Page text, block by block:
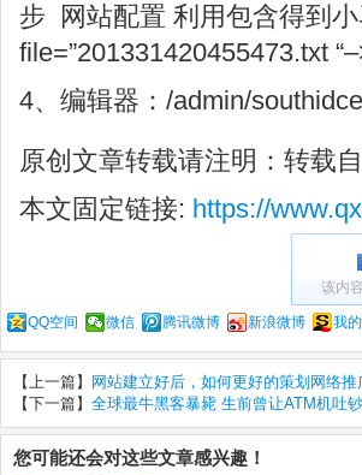
步 网站配置 利用包含得到
file=”201331420455473.txt
4、编辑器：/admin/
原创文章转载请注明：转载自
本文固定链接: https://
该内
QQ空间 微信 腾讯微博 新浪微博 我
【上一篇】
网站建立好后，如何更好的策划网络推
【下一篇】 全球最牛黑客暴毙 生前曾让ATM机吐
您可能还会对这些文章感兴趣！